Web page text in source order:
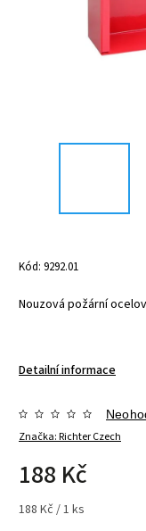
Kód: 9292.01
Nouzová požární
Detailní informace
Značka:Richter Czech
188 Kč
188 Kč / 1 ks